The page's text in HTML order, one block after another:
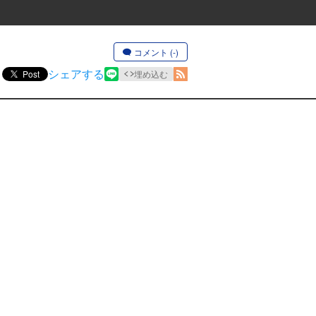
コメント (-)
Post シェアする 埋め込む